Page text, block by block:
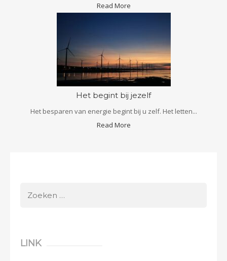
Read More
Het begint bij jezelf
Het besparen van energie begint bij u zelf. Het letten...
Read More
naar:
LINK